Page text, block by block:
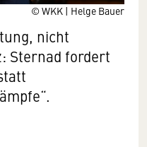
© WKK | Helge Bauer
nicht
Sternad fordert